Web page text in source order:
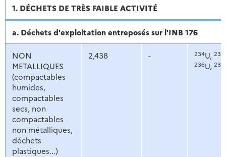
1. DÉCHETS DE TRÈS FAIBLE ACTIVITÉ
a. Déchets d'exploitation entreposés sur l'INB 176
NON
METALLIQUES
(compactables
humides,
compactables
secs, non
compactables
non métalliques,
déchets
plastiques...)
2,438 - 234U, 235
236U, 238